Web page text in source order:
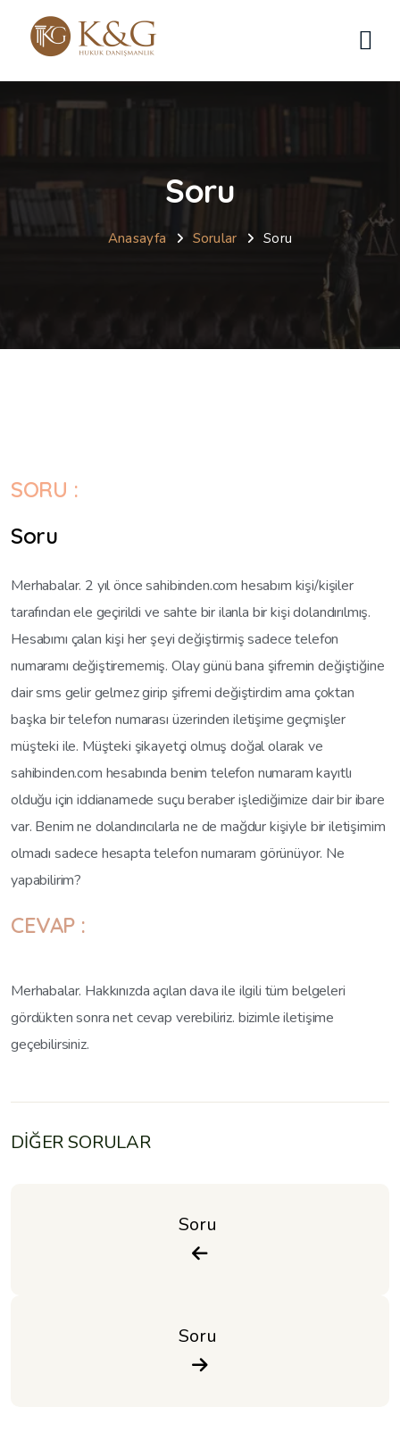
Soru
Anasayfa Sorular Soru
SORU :
Soru
Merhabalar. 2 yıl önce sahibinden.com hesabım kişi/kişiler
tarafından ele geçirildi ve sahte bir ilanla bir kişi dolandırılmış.
Hesabımı çalan kişi her şeyi değiştirmiş sadece telefon
numaramı değiştirememiş. Olay günü bana şifremin değiştiğine
dair sms gelir gelmez girip şifremi değiştirdim ama çoktan
başka bir telefon numarası üzerinden iletişime geçmişler
müşteki ile. Müşteki şikayetçi olmuş doğal olarak ve
sahibinden.com hesabında benim telefon numaram kayıtlı
olduğu için iddianamede suçu beraber işlediğimize dair bir ibare
var. Benim ne dolandırıcılarla ne de mağdur kişiyle bir iletişimim
olmadı sadece hesapta telefon numaram görünüyor. Ne
yapabilirim?
CEVAP :
Merhabalar. Hakkınızda açılan dava ile ilgili tüm belgeleri
gördükten sonra net cevap verebiliriz. bizimle iletişime
geçebilirsiniz.
DİĞER SORULAR
Soru
Soru